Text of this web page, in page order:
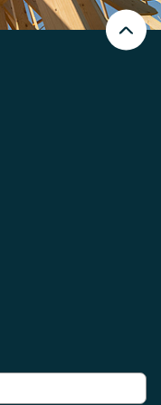
Nach
oben
Scrollen